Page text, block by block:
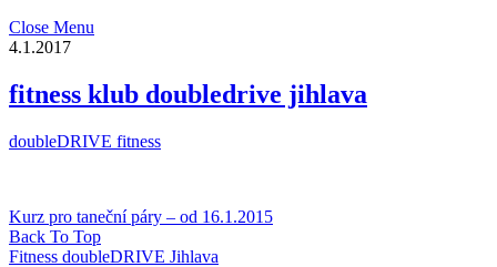
Close Menu
4.1.2017
fitness klub doubledrive jihlava
doubleDRIVE fitness
Kurz pro taneční páry – od 16.1.2015
Back To Top
Fitness doubleDRIVE Jihlava